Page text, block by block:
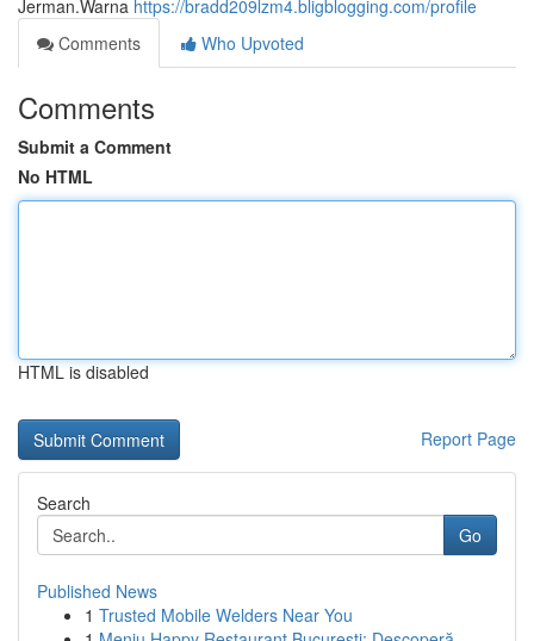
Jerman.Warna https://bradd209lzm4.bligblogging.com/profile
Comments
Who Upvoted
Comments
Submit a Comment
No HTML
HTML is disabled
Report Page
Search
Go
Published News
1 Trusted Mobile Welders Near You